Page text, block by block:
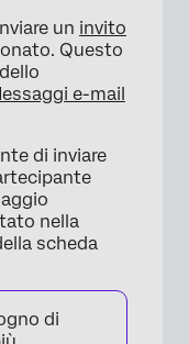
un invito
Questo
e-mail
di inviare
nella
scheda
di